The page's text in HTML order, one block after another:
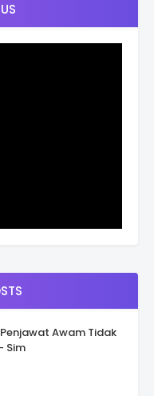
Awam Tidak
Sim